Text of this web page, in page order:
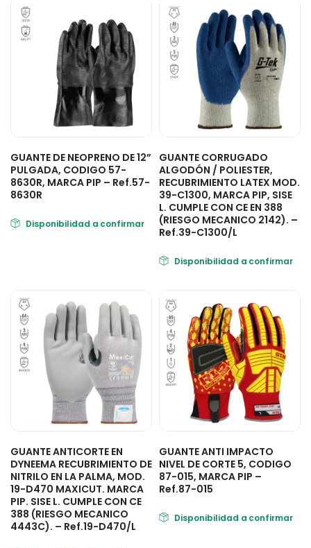
GUANTE DE NEOPRENO DE 12”
PULGADA, CODIGO 57-
8630R, MARCA PIP – Ref.57-
8630R
Disponibilidad a confirmar
GUANTE CORRUGADO
ALGODÓN / POLIESTER,
RECUBRIMIENTO LATEX MOD.
39-C1300, MARCA PIP, SISE
L. CUMPLE CON CE EN 388
(RIESGO MECANICO 2142). –
Ref.39-C1300/L
Disponibilidad a confirmar
GUANTE ANTICORTE EN
DYNEEMA RECUBRIMIENTO DE
NITRILO EN LA PALMA, MOD.
19-D470 MAXICUT. MARCA
PIP. SISE L. CUMPLE CON CE
388 (RIESGO MECANICO
4443C). – Ref.19-D470/L
GUANTE ANTI IMPACTO
NIVEL DE CORTE 5, CODIGO
87-015, MARCA PIP –
Ref.87-015
Disponibilidad a confirmar